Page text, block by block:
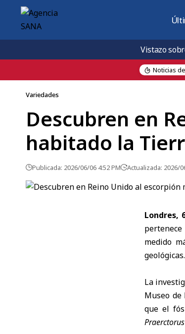
Vistazo
Noticias
Variedades
Descubren en
habitado la
Publicada: 2026/06/06 4:52 PM Actualizada: 2026/
Londres,
medido
geológicas.
La
Museo
que el